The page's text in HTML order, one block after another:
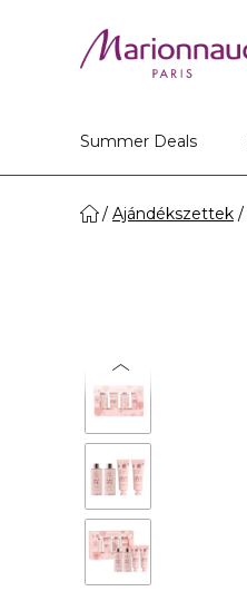
Summer Deals
Ajándékszettek